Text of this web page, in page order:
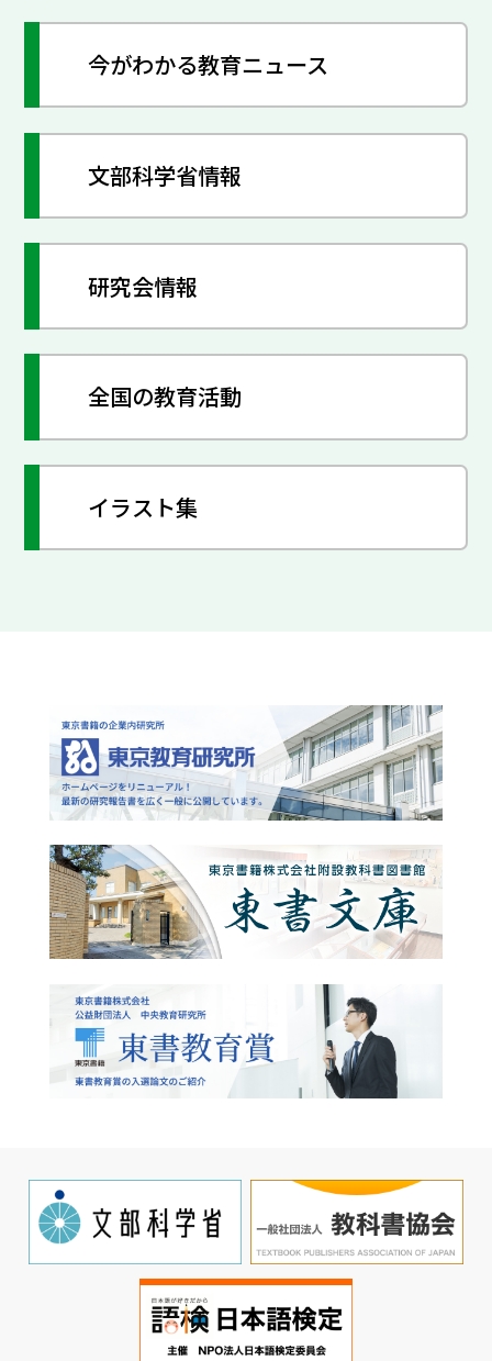
今がわかる教育ニュース
文部科学省情報
研究会情報
全国の教育活動
イラスト集